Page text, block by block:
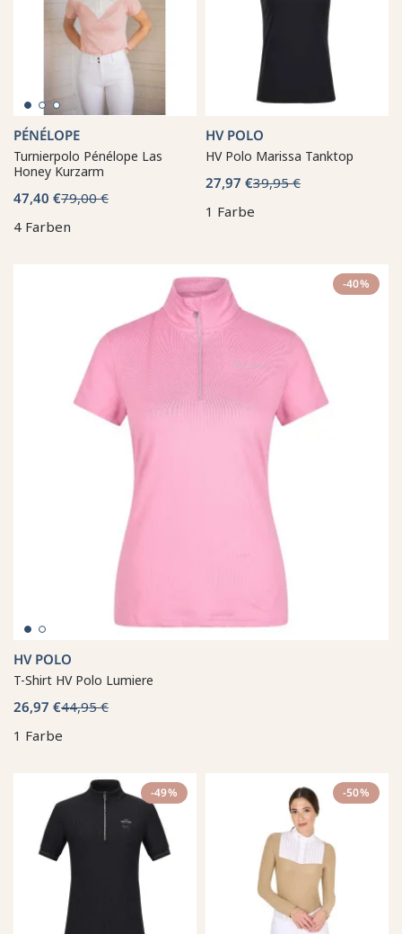
PÉNÉLOPE
Turnierpolo Pénélope Las
Honey Kurzarm
47,40 €79,00 €
4 Farben
HV POLO
HV Polo Marissa Tanktop
27,97 €39,95 €
1 Farbe
-40%
HV POLO
T-Shirt HV Polo Lumiere
26,97 €44,95 €
1 Farbe
-49% -50%